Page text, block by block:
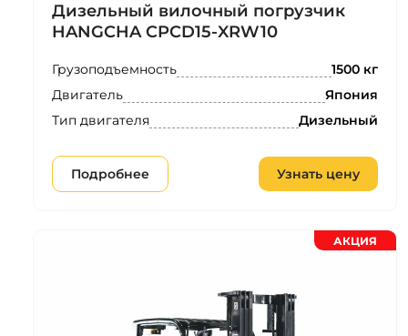
Дизельный вилочный погрузчик
HANGCHA CPCD15-XRW10
Грузоподъемность 1500 кг
Двигатель Япония
Тип двигателя Дизельный
Подробнее Узнать цену
АКЦИЯ